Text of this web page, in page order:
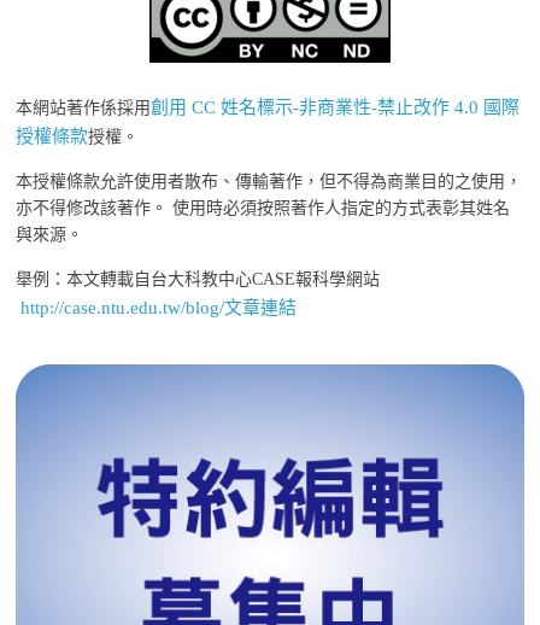
本網站著作係採用創用 CC 姓名標示-非商業性-禁止改作 4.0 國際
授權條款授權。
本授權條款允許使用者散布、傳輸著作，但不得為商業目的之使用，
亦不得修改該著作。 使用時必須按照著作人指定的方式表彰其姓名
與來源。
舉例：本文轉載自台大科教中心CASE報科學網站
http://case.ntu.edu.tw/blog/文章連結